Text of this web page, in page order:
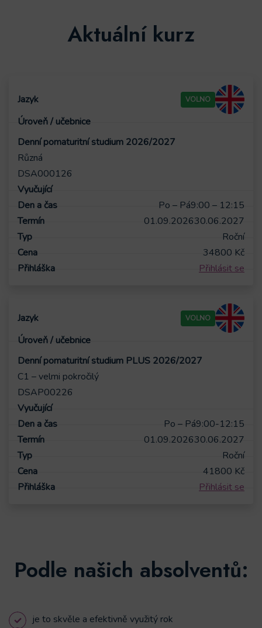
Aktuální kurz
VOLNO
Denní pomaturitní studium 2026/2027
Různá
DSA000126
Po – Pá9:00 – 12:15
01.09.202630.06.2027
Roční
34800 Kč
Přihlásit se
VOLNO
Denní pomaturitní studium PLUS 2026/2027
C1 – velmi pokročilý
DSAP00226
Po – Pá9:00-12:15
01.09.202630.06.2027
Roční
41800 Kč
Přihlásit se
Podle našich absolventů:
je to skvěle a efektivně využitý rok